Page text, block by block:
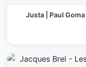
Justa | Paul Goma